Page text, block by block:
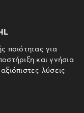
ποιότητας για
και γνήσια
λύσεις